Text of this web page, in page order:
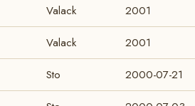
Valack 2001
Valack 2001
Sto 2000-07-21